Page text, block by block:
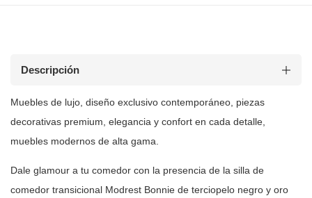
Descripción
Muebles de lujo, diseño exclusivo contemporáneo, piezas
decorativas premium, elegancia y confort en cada detalle,
muebles modernos de alta gama.
Dale glamour a tu comedor con la presencia de la silla de
comedor transicional Modrest Bonnie de terciopelo negro y oro